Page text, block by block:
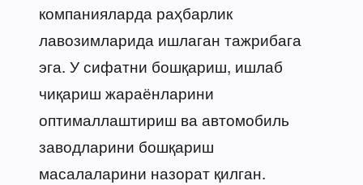
компанияларда раҳбарлик
лавозимларида ишлаган тажрибага
эга. У сифатни бошқариш, ишлаб
чиқариш жараёнларини
оптималлаштириш ва автомобиль
заводларини бошқариш
масалаларини назорат қилган.